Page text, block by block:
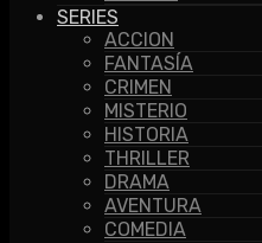
SERIES
ACCION
FANTASÍA
CRIMEN
MISTERIO
HISTORIA
THRILLER
DRAMA
AVENTURA
COMEDIA